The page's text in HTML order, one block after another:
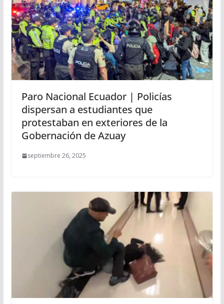
Paro Nacional Ecuador | Policías
dispersan a estudiantes que
protestaban en exteriores de la
Gobernación de Azuay
septiembre 26, 2025